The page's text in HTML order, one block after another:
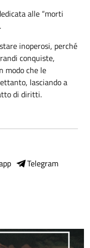
alle “morti
inoperosi, perché
conquiste,
modo che le
lasciando a
di diritti.
Telegram